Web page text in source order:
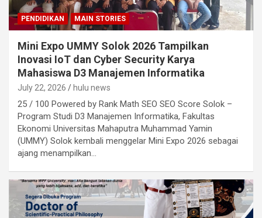
PENDIDIKAN MAIN STORIES
Mini Expo UMMY Solok 2026 Tampilkan
Inovasi IoT dan Cyber Security Karya
Mahasiswa D3 Manajemen Informatika
July 22, 2026 hulu news
25 / 100 Powered by Rank Math SEO SEO Score Solok –
Program Studi D3 Manajemen Informatika, Fakultas
Ekonomi Universitas Mahaputra Muhammad Yamin
(UMMY) Solok kembali menggelar Mini Expo 2026 sebagai
ajang menampilkan…